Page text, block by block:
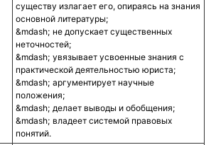
существу излагает его, опираясь на знания
основной литературы;
не допускает существенных
неточностей;
увязывает усвоенные знания с
практической деятельностью юриста;
аргументирует научные
положения;
делает выводы и обобщения;
владеет системой правовых
понятий.